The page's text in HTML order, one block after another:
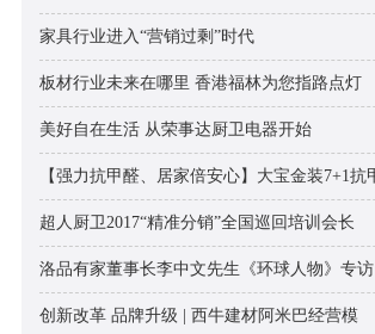
家具行业进入“营销过剩”时代
板材行业未来在哪里 香港福林为您指路点灯
美好自在生活 从荣事达厨卫电器开始
【强力抗甲醛、居家倍安心】大宝金装7+1抗
超人厨卫2017“精准分销”全国巡回培训会长
洛品有家董事长李中文先生《环球人物》专访
创新改革 品牌升级 | 西牛建材阿米巴经营模